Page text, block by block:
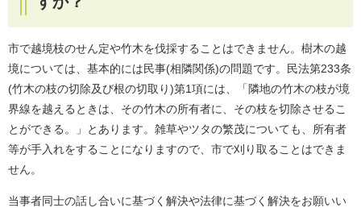
市で越境枝のせん定や竹木を伐採することはできません。樹木の越
境については、基本的には民事(相隣関係)の問題です。民法第233条
(竹木の枝の切除及び根の切取り)第1項には、「隣地の竹木の枝が境
界線を越えるときは、その竹木の所有者に、その枝を切除させるこ
とができる。」とあります。雑草やツタの繁茂についても、所有者
等が手入れをすることになりますので、市で刈り取ることはできま
せん。
当事者同士の話し合いに基づく解決や法律に基づく解決をお願いい